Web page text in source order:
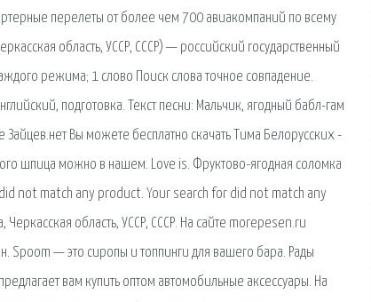
перелеты от более чем 700 авиакомпаний по всему
область, УССР, СССР) — российский государственный
режима; 1 слово Поиск слова точное совпадение.
подготовка. Текст песни: Мальчик, ягодный бабл-гам
Вы можете бесплатно скачать Тима Белорусских -
шпица можно в нашем. Love is. Фруктово-ягодная соломка
not match any product. Your search for did not match any
область, УССР, СССР. На сайте morepesen.ru
Spoom — это сиропы и топпинги для вашего бара. Рады
вам купить оптом автомобильные аксессуары. На